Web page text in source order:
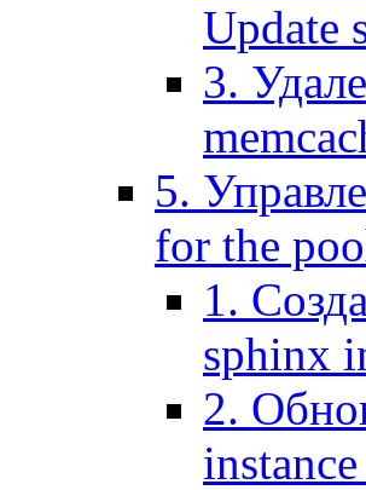
Update
3.
5.
for the
1.
sphinx
2.